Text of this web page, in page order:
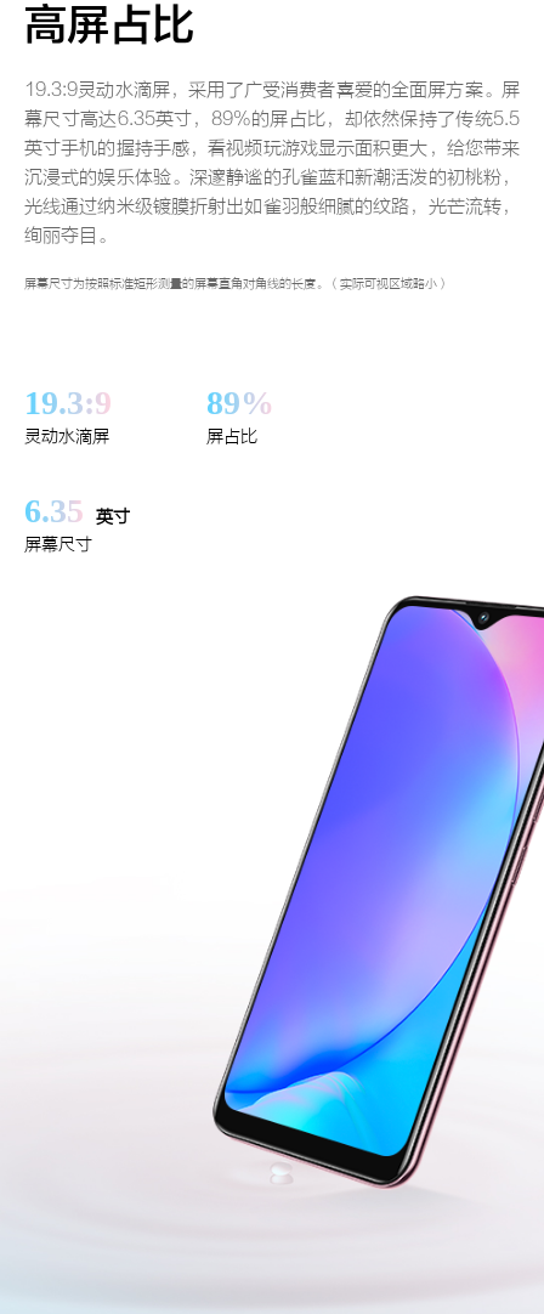
高屏占比
19.3:9灵动水滴屏，采用了广受消费者喜爱的全面屏方案。屏
幕尺寸高达6.35英寸，89%的屏占比，却依然保持了传统5.5
英寸手机的握持手感，看视频玩游戏显示面积更大，给您带来
沉浸式的娱乐体验。深邃静谧的孔雀蓝和新潮活泼的初桃粉，
光线通过纳米级镀膜折射出如雀羽般细腻的纹路，光芒流转，
绚丽夺目。
屏幕尺寸为按照标准矩形测量的屏幕直角对角线的长度。（实际可视区域略小）
19.3:9
灵动水滴屏
89%
屏占比
6.35
英寸
屏幕尺寸